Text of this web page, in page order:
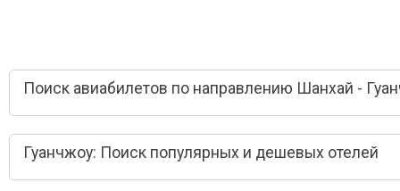
Поиск авиабилетов по направлению Шанхай -
Гуанчжоу: Поиск популярных и дешевых отелей